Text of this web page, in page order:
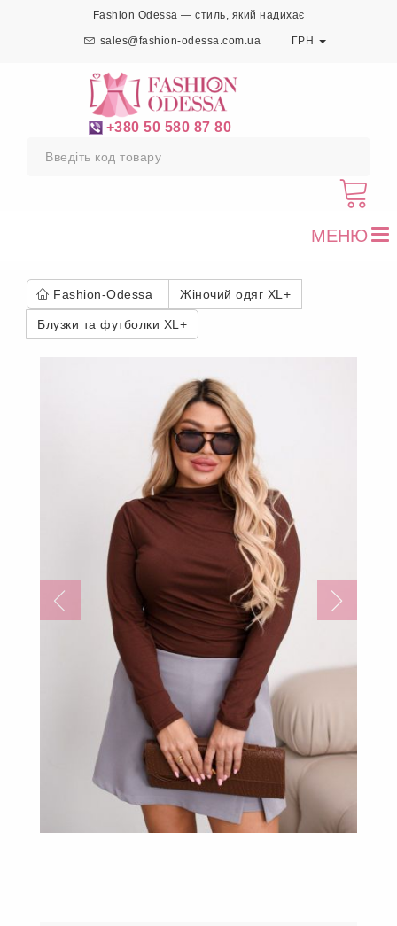
Fashion Odessa — стиль, який надихає
sales@fashion-odessa.com.ua ГРН
+380 50 580 87 80
МЕНЮ
Fashion-Odessa Жіночий одяг XL+
Блузки та футболки XL+